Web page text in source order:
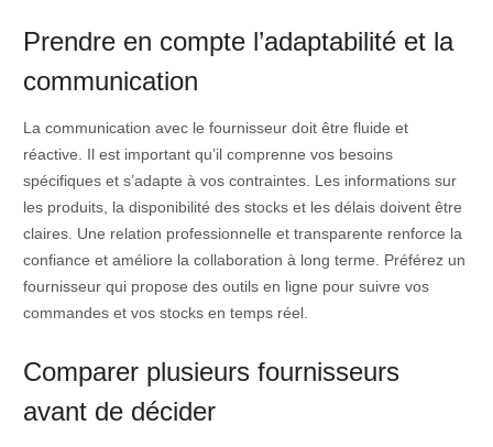
Prendre en compte l’adaptabilité et la
communication
La communication avec le fournisseur doit être fluide et
réactive. Il est important qu’il comprenne vos besoins
spécifiques et s’adapte à vos contraintes. Les informations sur
les produits, la disponibilité des stocks et les délais doivent être
claires. Une relation professionnelle et transparente renforce la
confiance et améliore la collaboration à long terme. Préférez un
fournisseur qui propose des outils en ligne pour suivre vos
commandes et vos stocks en temps réel.
Comparer plusieurs fournisseurs
avant de décider